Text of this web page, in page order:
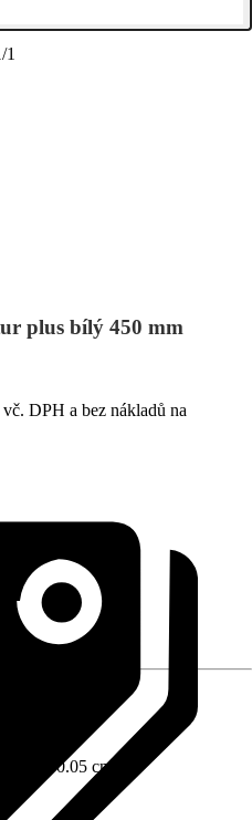
/1
plus bílý 450 mm
DPH a bez nákladů na
5 cm x 0.05 cm